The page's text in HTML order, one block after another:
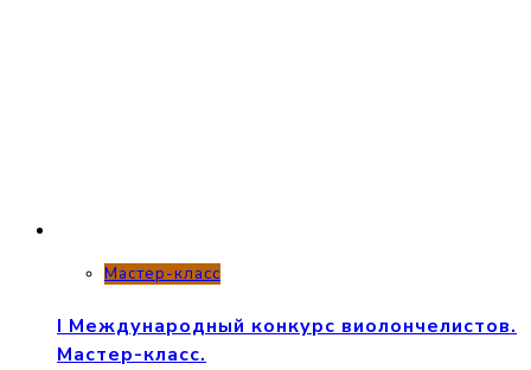
Мастер-класс
I Международный конкурс виолончелистов.
Мастер-класс.